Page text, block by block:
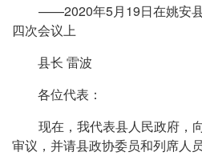
——2020年5月19日在姚安县
四次会议上
县长 雷波
各位代表：
现在，我代表县人民政府，
审议，并请县政协委员和列席人